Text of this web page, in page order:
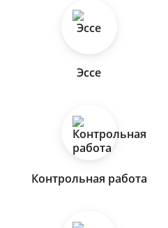
Эссе
Контрольная работа